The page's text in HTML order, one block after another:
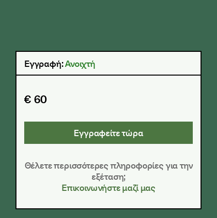
Εγγραφή:Ανοιχτή
€ 60
Εγγραφείτε τώρα
Θέλετε περισσότερες πληροφορίες για την
εξέταση;
Επικοινωνήστε μαζί μας